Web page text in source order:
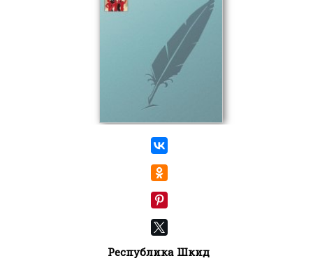
Республика Шкид